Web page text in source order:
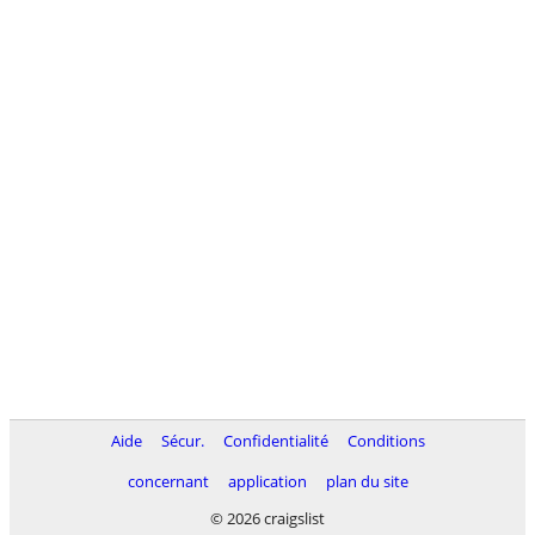
Aide Sécur. Confidentialité
Conditions
concernant
application
plan du site
© 2026 craigslist